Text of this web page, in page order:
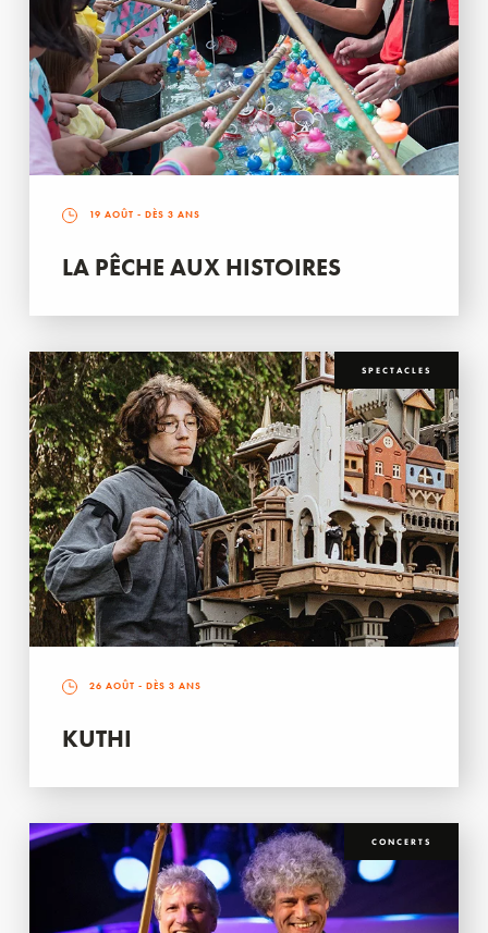
19 AOÛT - DÈS 3 ANS
LA PÊCHE AUX HISTOIRES
SPECTACLES
26 AOÛT - DÈS 3 ANS
KUTHI
CONCERTS